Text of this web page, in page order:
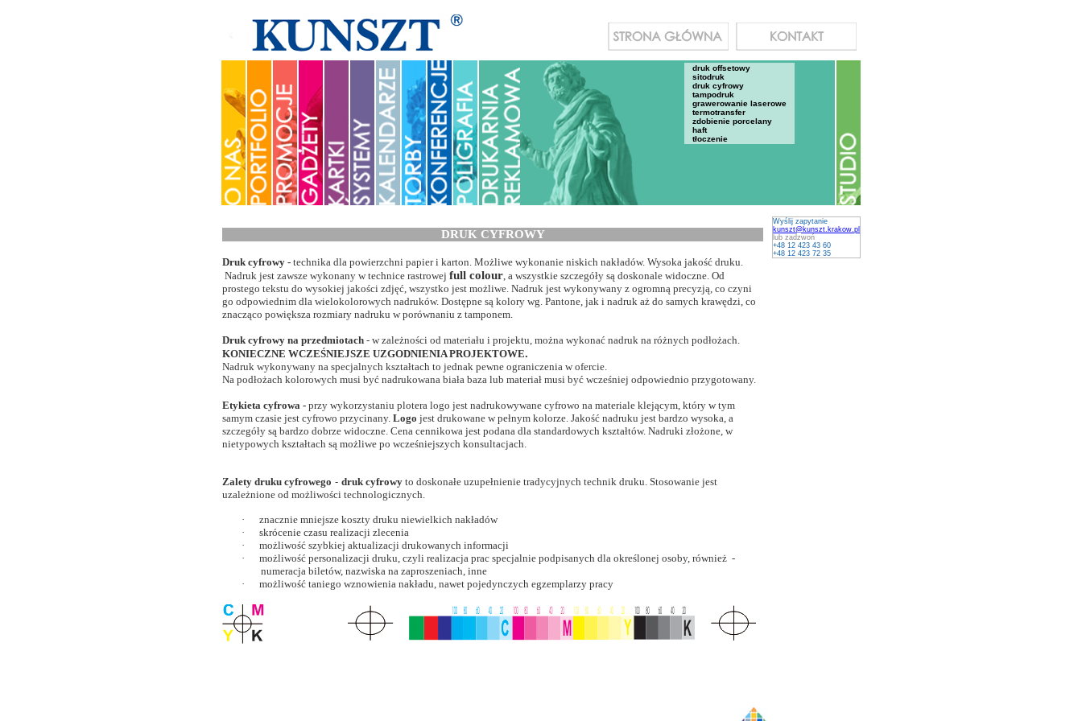
druk offsetowy
sitodruk
druk cyfrowy
tampodruk
grawerowanie laserowe
termotransfer
zdobienie porcelany
haft
tłoczenie
Wyślij zapytanie
kunszt@kunszt.krakow.pl
lub zadzwoń
+48 12 423 43 60
+48 12 423 72 35
DRUK CYFROWY
Druk cyfrowy - technika dla powierzchni papier i karton. Możliwe wykonanie niskich nakładów. Wysoka jakość druku.
Nadruk jest zawsze wykonany w technice rastrowej full colour, a wszystkie szczegóły są doskonale widoczne. Od
prostego tekstu do wysokiej jakości zdjęć, wszystko jest możliwe. Nadruk jest wykonywany z ogromną precyzją, co czyni
go odpowiednim dla wielokolorowych nadruków. Dostępne są kolory wg. Pantone, jak i nadruk aż do samych krawędzi, co
znacząco powiększa rozmiary nadruku w porównaniu z tamponem.
Druk cyfrowy na przedmiotach - w zależności od materiału i projektu, można wykonać nadruk na różnych podłożach.
KONIECZNE WCZEŚNIEJSZE UZGODNIENIA PROJEKTOWE.
Nadruk wykonywany na specjalnych kształtach to jednak pewne ograniczenia w ofercie.
Na podłożach kolorowych musi być nadrukowana biała baza lub materiał musi być wcześniej odpowiednio przygotowany.
Etykieta cyfrowa - przy wykorzystaniu plotera logo jest nadrukowywane cyfrowo na materiale klejącym, który w tym
samym czasie jest cyfrowo przycinany. Logo jest drukowane w pełnym kolorze. Jakość nadruku jest bardzo wysoka, a
szczegóły są bardzo dobrze widoczne. Cena cennikowa jest podana dla standardowych kształtów. Nadruki złożone, w
nietypowych kształtach są możliwe po wcześniejszych konsultacjach.
Zalety druku cyfrowego - druk cyfrowy to doskonałe uzupełnienie tradycyjnych technik druku. Stosowanie jest
uzależnione od możliwości technologicznych.
·
znacznie mniejsze koszty druku niewielkich nakładów
·
skrócenie czasu realizacji zlecenia
·
możliwość szybkiej aktualizacji drukowanych informacji
·
możliwość personalizacji druku, czyli realizacja prac specjalnie podpisanych dla określonej osoby, również -
numeracja biletów, nazwiska na zaproszeniach, inne
·
możliwość taniego wznowienia nakładu, nawet pojedynczych egzemplarzy pracy